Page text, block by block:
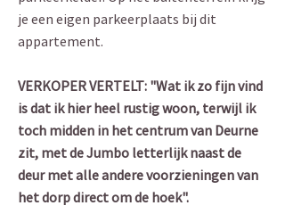
je een eigen parkeerplaats bij dit
appartement.
VERKOPER VERTELT: "Wat ik zo fijn vind
is dat ik hier heel rustig woon, terwijl ik
toch midden in het centrum van Deurne
zit, met de Jumbo letterlijk naast de
deur met alle andere voorzieningen van
het dorp direct om de hoek".